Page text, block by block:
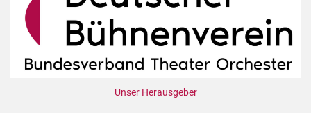
Unser Herausgeber